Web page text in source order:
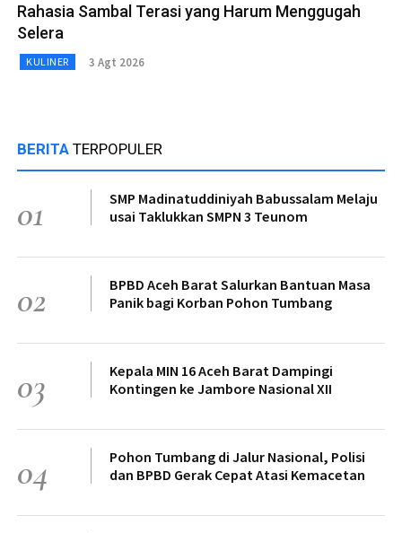
Rahasia Sambal Terasi yang Harum Menggugah
Selera
KULINER 3 Agt 2026
BERITA TERPOPULER
01
SMP Madinatuddiniyah Babussalam Melaju
usai Taklukkan SMPN 3 Teunom
02
BPBD Aceh Barat Salurkan Bantuan Masa
Panik bagi Korban Pohon Tumbang
03
Kepala MIN 16 Aceh Barat Dampingi
Kontingen ke Jambore Nasional XII
04
Pohon Tumbang di Jalur Nasional, Polisi
dan BPBD Gerak Cepat Atasi Kemacetan